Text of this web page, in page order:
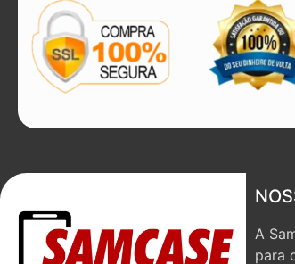
A
para